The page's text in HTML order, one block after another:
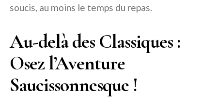
soucis, au moins le temps du repas.
Au-delà des Classiques :
Osez l’Aventure
Saucissonnesque !